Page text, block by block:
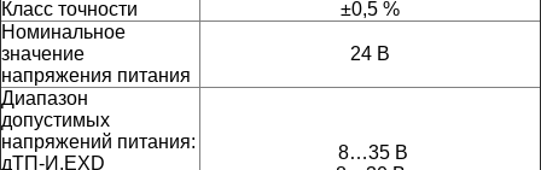
Класс точности
±0,5 %
Номинальное
значение
напряжения питания
24 В
Диапазон
допустимых
напряжений питания:
дТП-И.EXD
8…35 В